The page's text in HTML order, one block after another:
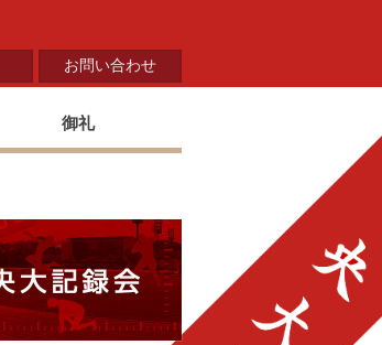
お問い合わせ
御礼
中央大学陸上部 中央大